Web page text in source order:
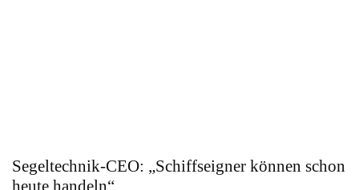
Segeltechnik-CEO: „Schiffseigner können schon